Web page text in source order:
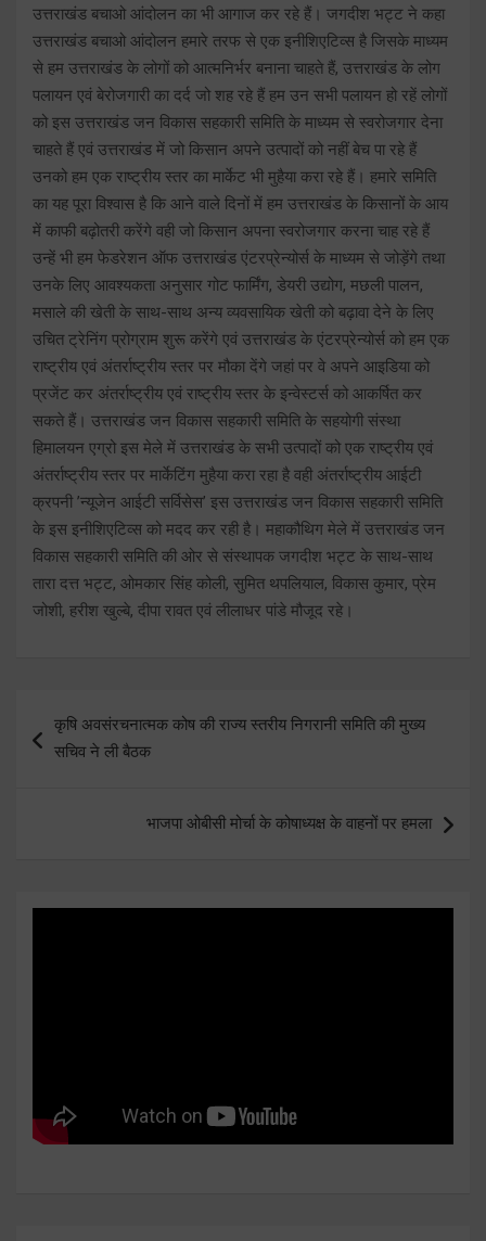
उत्तराखंड बचाओ आंदोलन का भी आगाज कर रहे हैं। जगदीश भट्ट ने कहा
उत्तराखंड बचाओ आंदोलन हमारे तरफ से एक इनीशिएटिव्स है जिसके माध्यम
से हम उत्तराखंड के लोगों को आत्मनिर्भर बनाना चाहते हैं, उत्तराखंड के लोग
पलायन एवं बेरोजगारी का दर्द जो शह रहे हैं हम उन सभी पलायन हो रहें लोगों
को इस उत्तराखंड जन विकास सहकारी समिति के माध्यम से स्वरोजगार देना
चाहते हैं एवं उत्तराखंड में जो किसान अपने उत्पादों को नहीं बेच पा रहे हैं
उनको हम एक राष्ट्रीय स्तर का मार्केट भी मुहैया करा रहे हैं। हमारे समिति
का यह पूरा विश्वास है कि आने वाले दिनों में हम उत्तराखंड के किसानों के आय
में काफी बढ़ोतरी करेंगे वही जो किसान अपना स्वरोजगार करना चाह रहे हैं
उन्हें भी हम फेडरेशन ऑफ उत्तराखंड एंटरप्रेन्योर्स के माध्यम से जोड़ेंगे तथा
उनके लिए आवश्यकता अनुसार गोट फार्मिंग, डेयरी उद्योग, मछली पालन,
मसाले की खेती के साथ-साथ अन्य व्यवसायिक खेती को बढ़ावा देने के लिए
उचित ट्रेनिंग प्रोग्राम शुरू करेंगे एवं उत्तराखंड के एंटरप्रेन्योर्स को हम एक
राष्ट्रीय एवं अंतर्राष्ट्रीय स्तर पर मौका देंगे जहां पर वे अपने आइडिया को
प्रजेंट कर अंतर्राष्ट्रीय एवं राष्ट्रीय स्तर के इन्वेस्टर्स को आकर्षित कर
सकते हैं। उत्तराखंड जन विकास सहकारी समिति के सहयोगी संस्था
हिमालयन एग्रो इस मेले में उत्तराखंड के सभी उत्पादों को एक राष्ट्रीय एवं
अंतर्राष्ट्रीय स्तर पर मार्केटिंग मुहैया करा रहा है वही अंतर्राष्ट्रीय आईटी
क्रपनी ’न्यूजेन आईटी सर्विसेस’ इस उत्तराखंड जन विकास सहकारी समिति
के इस इनीशिएटिव्स को मदद कर रही है। महाकौथिग मेले में उत्तराखंड जन
विकास सहकारी समिति की ओर से संस्थापक जगदीश भट्ट के साथ-साथ
तारा दत्त भट्ट, ओमकार सिंह कोली, सुमित थपलियाल, विकास कुमार, प्रेम
जोशी, हरीश खुल्बे, दीपा रावत एवं लीलाधर पांडे मौजूद रहे।
navigation
कृषि अवसंरचनात्मक कोष की राज्य स्तरीय निगरानी समिति की मुख्य
सचिव ने ली बैठक
भाजपा ओबीसी मोर्चा के कोषाध्यक्ष के वाहनों पर हमला